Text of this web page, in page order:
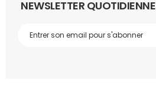
NEWSLETTER QUOTIDIENNE